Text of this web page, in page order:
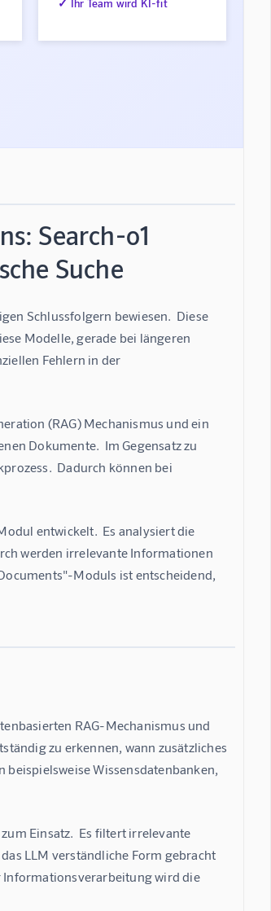
Search-o1
Suche
Schlussfolgern bewiesen.  Diese
Modelle, gerade bei längeren
Fehlern in der
(RAG) Mechanismus und ein
Dokumente.  Im Gegensatz zu
Dadurch können bei
entwickelt.  Es analysiert die
werden irrelevante Informationen
Moduls ist entscheidend,
RAG-Mechanismus und
zu erkennen, wann zusätzliches
beispielsweise Wissensdatenbanken,
Einsatz.  Es filtert irrelevante
LLM verständliche Form gebracht
Informationsverarbeitung wird die